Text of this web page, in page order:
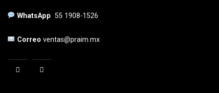
WhatsApp55 1908-1526
Correoventas@praim.mx